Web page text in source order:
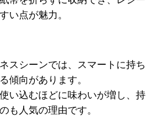
い点が魅力。
スシーンでは、スマートに持ち
傾向があります。
い込むほどに味わいが増し、持
も人気の理由です。